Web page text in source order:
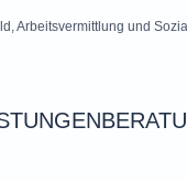
Arbeitsvermittlung und